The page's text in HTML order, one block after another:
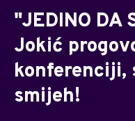
"JEDINO DA
Jokić
konferenciji,
smijeh!